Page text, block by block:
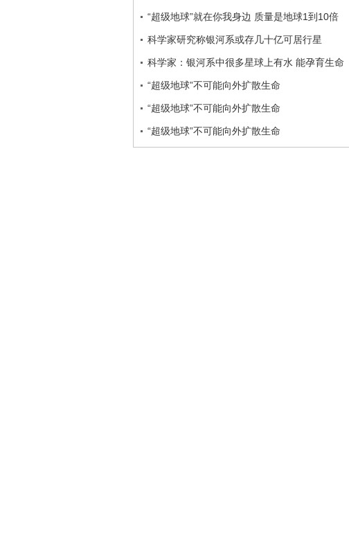
“超级地球”就在你我身边 质量是地球1到10倍
科学家研究称银河系或存几十亿可居行星
科学家：银河系中很多星球上有水 能孕育生命
“超级地球”不可能向外扩散生命
“超级地球”不可能向外扩散生命
“超级地球”不可能向外扩散生命